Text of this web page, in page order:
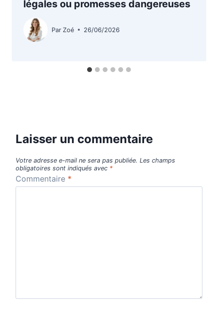
légales ou promesses dangereuses
Par Zoé 26/06/2026
Laisser un commentaire
Votre adresse e-mail ne sera pas publiée. Les champs
obligatoires sont indiqués avec *
Commentaire *